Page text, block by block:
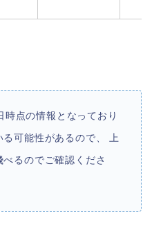
時点の情報となっており
可能性があるので、 上
るのでご確認くださ